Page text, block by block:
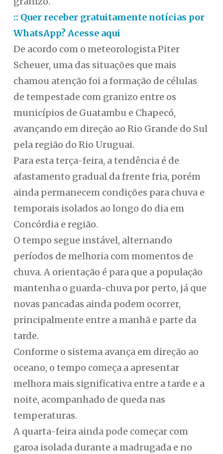
:: Quer receber gratuitamente notícias por
WhatsApp? Acesse aqui
De acordo com o meteorologista Piter
Scheuer, uma das situações que mais
chamou atenção foi a formação de células
de tempestade com granizo entre os
municípios de Guatambu e Chapecó,
avançando em direção ao Rio Grande do Sul
pela região do Rio Uruguai.
Para esta terça-feira, a tendência é de
afastamento gradual da frente fria, porém
ainda permanecem condições para chuva e
temporais isolados ao longo do dia em
Concórdia e região.
O tempo segue instável, alternando
períodos de melhoria com momentos de
chuva. A orientação é para que a população
mantenha o guarda-chuva por perto, já que
novas pancadas ainda podem ocorrer,
principalmente entre a manhã e parte da
tarde.
Conforme o sistema avança em direção ao
oceano, o tempo começa a apresentar
melhora mais significativa entre a tarde e a
noite, acompanhado de queda nas
temperaturas.
A quarta-feira ainda pode começar com
garoa isolada durante a madrugada e no